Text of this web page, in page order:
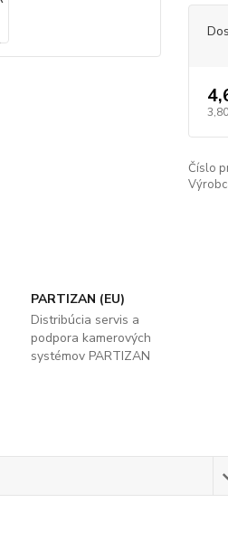
Číslo
PARTIZAN (EU)
Distribúcia servis a
podpora kamerových
systémov PARTIZAN